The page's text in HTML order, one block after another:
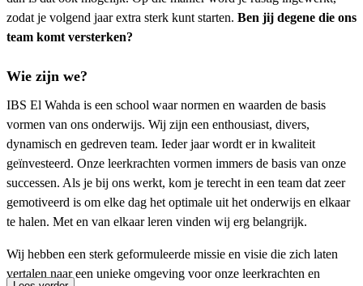
zodat je volgend jaar extra sterk kunt starten. Ben jij degene die ons
team komt versterken?
Wie zijn we?
IBS El Wahda is een school waar normen en waarden de basis
vormen van ons onderwijs. Wij zijn een enthousiast, divers,
dynamisch en gedreven team. Ieder jaar wordt er in kwaliteit
geïnvesteerd. Onze leerkrachten vormen immers de basis van onze
successen. Als je bij ons werkt, kom je terecht in een team dat zeer
gemotiveerd is om elke dag het optimale uit het onderwijs en elkaar
te halen. Met en van elkaar leren vinden wij erg belangrijk.
Wij hebben een sterk geformuleerde missie en visie die zich laten
vertalen naar een unieke omgeving voor onze leerkrachten en